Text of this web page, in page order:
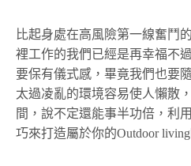
比起身處在高風險第一線奮鬥
裡工作的我們已經是再幸福不
要保有儀式感，畢竟我們也要
太過凌亂的環境容易使人懶散
間，說不定還能事半功倍，利
巧來打造屬於你的Outdoor